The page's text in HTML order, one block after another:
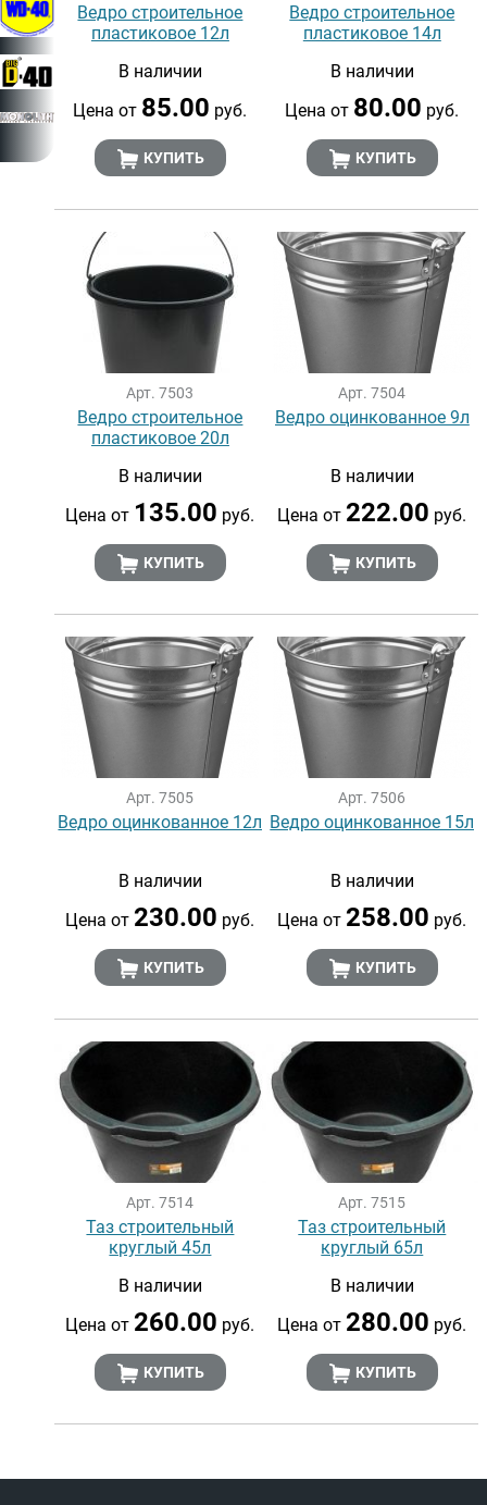
Ведро строительное
пластиковое 12л
В наличии
Цена от 85.00 руб.
КУПИТЬ
Ведро строительное
пластиковое 14л
В наличии
Цена от 80.00 руб.
КУПИТЬ
Арт. 7503
Ведро строительное
пластиковое 20л
В наличии
Цена от 135.00 руб.
КУПИТЬ
Арт. 7504
Ведро оцинкованное 9л
В наличии
Цена от 222.00 руб.
КУПИТЬ
Арт. 7505
Ведро оцинкованное 12л
В наличии
Цена от 230.00 руб.
КУПИТЬ
Арт. 7506
Ведро оцинкованное 15л
В наличии
Цена от 258.00 руб.
КУПИТЬ
Арт. 7514
Таз строительный
круглый 45л
В наличии
Цена от 260.00 руб.
КУПИТЬ
Арт. 7515
Таз строительный
круглый 65л
В наличии
Цена от 280.00 руб.
КУПИТЬ